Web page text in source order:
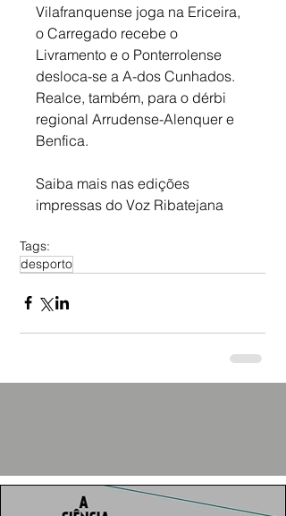
Vilafranquense joga na Ericeira,
o Carregado recebe o
Livramento e o Ponterrolense
desloca-se a A-dos Cunhados.
Realce, também, para o dérbi
regional Arrudense-Alenquer e
Benfica.
Saiba mais nas edições
impressas do Voz Ribatejana
Tags:
desporto